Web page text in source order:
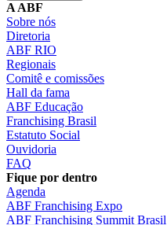
A ABF
Sobre nós
Diretoria
ABF RIO
Regionais
Comitê e comissões
Hall da fama
ABF Educação
Franchising Brasil
Estatuto Social
Ouvidoria
FAQ
Fique por dentro
Agenda
ABF Franchising Expo
ABF Franchising Summit Brasil